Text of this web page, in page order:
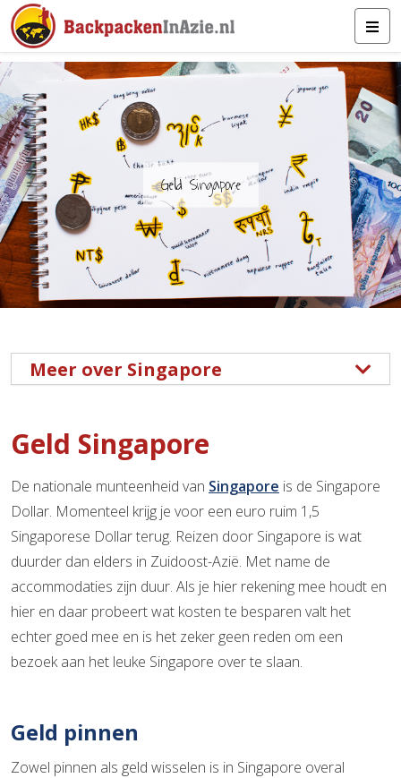
Geld Singapore
Meer over Singapore
Geld Singapore
De nationale munteenheid van Singapore is de Singapore
Dollar. Momenteel krijg je voor een euro ruim 1,5
Singaporese Dollar terug. Reizen door Singapore is wat
duurder dan elders in Zuidoost-Azië. Met name de
accommodaties zijn duur. Als je hier rekening mee houdt en
hier en daar probeert wat kosten te besparen valt het
echter goed mee en is het zeker geen reden om een
bezoek aan het leuke Singapore over te slaan.
Geld pinnen
Zowel pinnen als geld wisselen is in Singapore overal